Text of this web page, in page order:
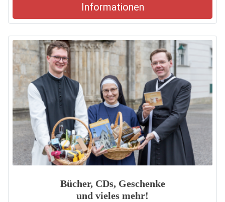
Informationen
Bücher, CDs, Geschenke
und vieles mehr!